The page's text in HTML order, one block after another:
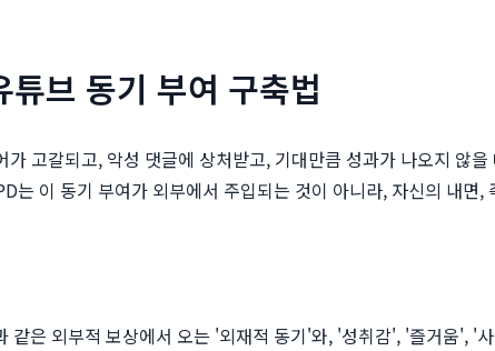
브 동기 부여 구축법
고갈되고, 악성 댓글에 상처받고, 기대만큼 성과가 나오지 않
는 이 동기 부여가 외부에서 주입되는 것이 아니라, 자신의 내면
은 외부적 보상에서 오는 '외재적 동기'와, '성취감', '즐거움', '